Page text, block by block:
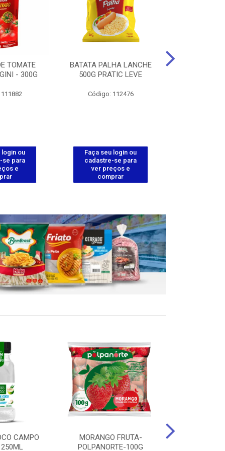
TOMATE
- 300G
login ou
se para
e
BATATA PALHA LANCHE
500G PRATIC LEVE
Código: 112476
Faça seu login ou
cadastre-se para
ver preços e
comprar
CAMPO
MORANGO FRUTA-
POLPANORTE-100G